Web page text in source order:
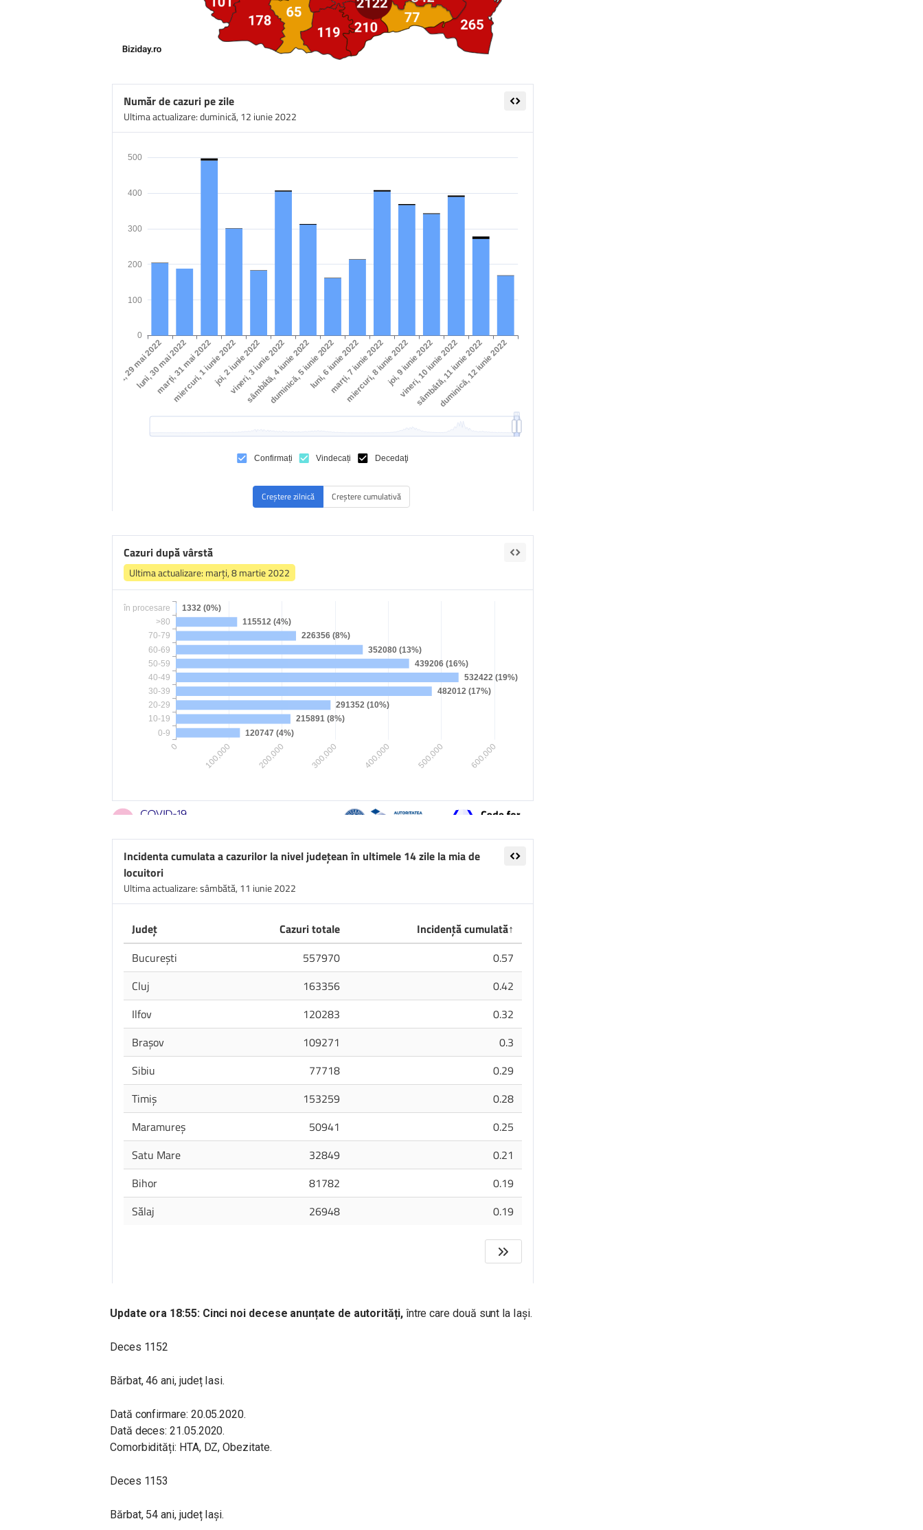
Update ora 18:55: Cinci noi decese anunțate de autorități, între care două sunt la Iași.
Deces 1152
Bărbat, 46 ani, județ Iasi.
Dată confirmare: 20.05.2020.
Dată deces: 21.05.2020.
Comorbidități: HTA, DZ, Obezitate.
Deces 1153
Bărbat, 54 ani, județ Iași.